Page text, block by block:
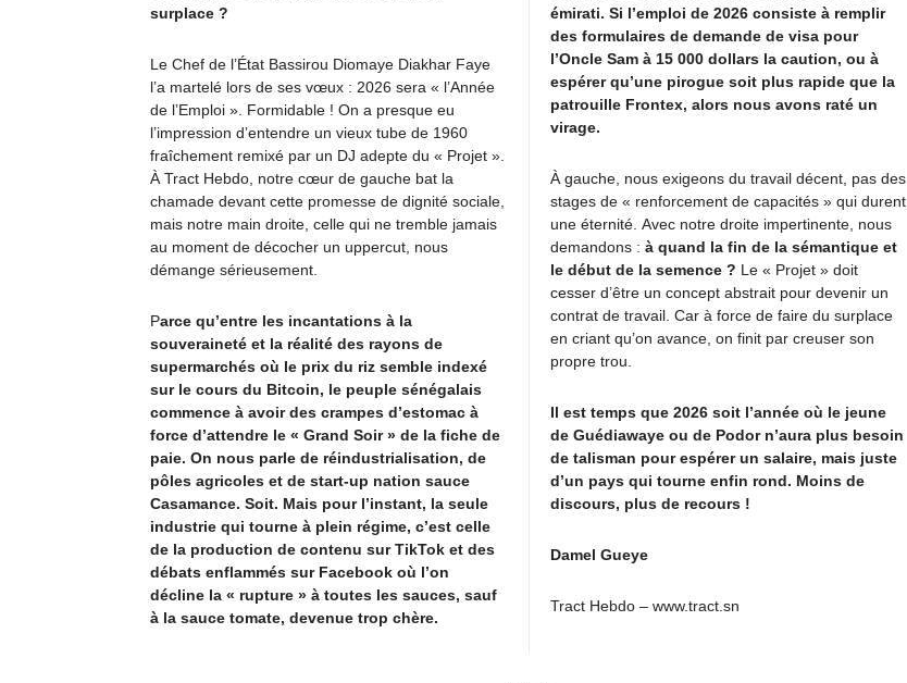
surplace ?
Le Chef de l’État Bassirou Diomaye Diakhar Faye
l’a martelé lors de ses vœux : 2026 sera « l’Année
de l’Emploi ». Formidable ! On a presque eu
l’impression d’entendre un vieux tube de 1960
fraîchement remixé par un DJ adepte du « Projet ».
À Tract Hebdo, notre cœur de gauche bat la
chamade devant cette promesse de dignité sociale,
mais notre main droite, celle qui ne tremble jamais
au moment de décocher un uppercut, nous
démange sérieusement.
Parce qu’entre les incantations à la
souveraineté et la réalité des rayons de
supermarchés où le prix du riz semble indexé
sur le cours du Bitcoin, le peuple sénégalais
commence à avoir des crampes d’estomac à
force d’attendre le « Grand Soir » de la fiche de
paie. On nous parle de réindustrialisation, de
pôles agricoles et de start-up nation sauce
Casamance. Soit. Mais pour l’instant, la seule
industrie qui tourne à plein régime, c’est celle
de la production de contenu sur TikTok et des
débats enflammés sur Facebook où l’on
décline la « rupture » à toutes les sauces, sauf
à la sauce tomate, devenue trop chère.
émirati. Si l’emploi de 2026 consiste à remplir
des formulaires de demande de visa pour
l’Oncle Sam à 15 000 dollars la caution, ou à
espérer qu’une pirogue soit plus rapide que la
patrouille Frontex, alors nous avons raté un
virage.
À gauche, nous exigeons du travail décent, pas des
stages de « renforcement de capacités » qui durent
une éternité. Avec notre droite impertinente, nous
demandons : à quand la fin de la sémantique et
le début de la semence ? Le « Projet » doit
cesser d’être un concept abstrait pour devenir un
contrat de travail. Car à force de faire du surplace
en criant qu’on avance, on finit par creuser son
propre trou.
Il est temps que 2026 soit l’année où le jeune
de Guédiawaye ou de Podor n’aura plus besoin
de talisman pour espérer un salaire, mais juste
d’un pays qui tourne enfin rond. Moins de
discours, plus de recours !
Damel Gueye
Tract Hebdo – www.tract.sn